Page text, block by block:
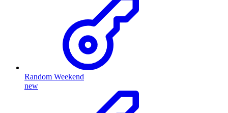
Random Weekend
new